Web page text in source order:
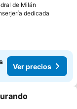
de Milán
dedicada
Ver precios